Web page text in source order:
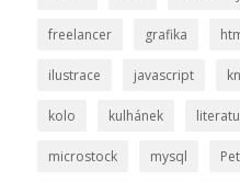
freelancer grafika
ilustrace javascript
kolo kulhánek
microstock mysql